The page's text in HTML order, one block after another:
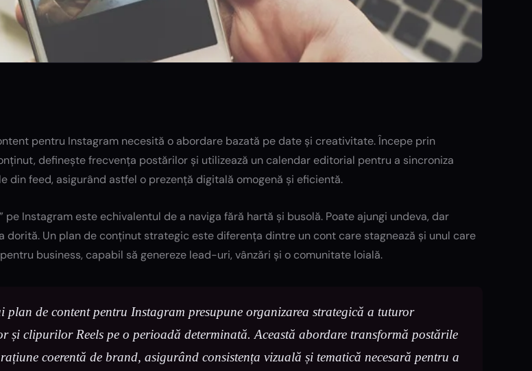
pentru Instagram necesită o abordare bazată pe date și creativitate. Începe prin
definește frecvența postărilor și utilizează un calendar editorial pentru a sincroniza
din feed, asigurând astfel o prezență digitală omogenă și eficientă.
pe Instagram este echivalentul de a naviga fără hartă și busolă. Poate ajungi undeva, dar
dorită. Un plan de conținut strategic este diferența dintre un cont care stagnează și unul care
business, capabil să genereze lead-uri, vânzări și o comunitate loială.
plan de content pentru Instagram presupune organizarea strategică a tuturor
și clipurilor Reels pe o perioadă determinată. Această abordare transformă postările
coerentă de brand, asigurând consistența vizuală și tematică necesară pentru a